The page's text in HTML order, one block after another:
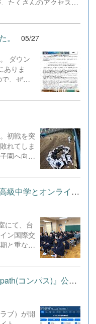
こそがこ
勇気と刺
ます。
離感につ
「決定」
人間らし
した。
びの場
主体的に
頼もしさ
時代の変
ります。
たくさんのアクセスが
が届いており、部員の
がとうございます。
ー作成などを行ってい
めて表示します。ま
ード」より、サーバア
用のZIPファイルがダウ
いてもご利用くださ
「Compath（コンパ
ら）https://chitose-
アプリの学習効果と利
1FAIpQLSd7HagNTV-
viewform 検
に関するアンケート
05/27
ダウン
ありま
、ぜひ
初戦を突
れてしま
園へ向け
【国際教養科】台湾・国立虎尾高級中学とオンライン交流会を開催！
にて、台
ン国際交
と重なり
参加
した。
英語のス
語と英語
では、両
【ＢＳＣ】ＢＳＣ開発！『Compath(コンパス)』公開！
ブ）が開